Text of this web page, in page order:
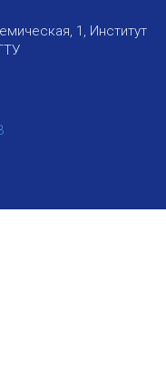
1, Институт